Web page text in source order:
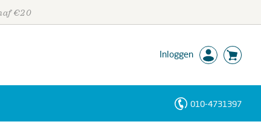
€20
Inloggen
010-4731397